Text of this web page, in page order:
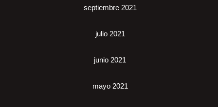
septiembre 2021
julio 2021
junio 2021
mayo 2021